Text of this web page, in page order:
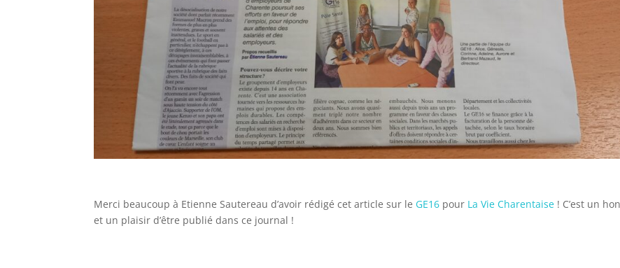
Merci beaucoup à Etienne Sautereau d’avoir rédigé cet article sur le GE16 pour La Vie Charentaise ! C’est un
et un plaisir d’être publié dans ce journal !